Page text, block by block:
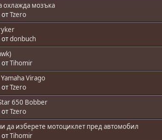
охлажда мозъка
отTzero
отdonbuch
отTihomir
Virago
отTzero
650 Bobber
отTzero
да изберете мотоциклет пред автомобил
отTihomir